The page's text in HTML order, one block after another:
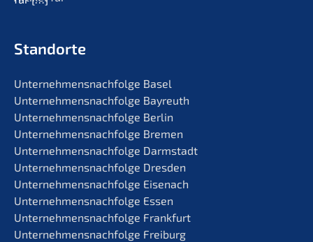
Standorte
Unternehmens­nachfolge Basel
Unternehmens­nachfolge Bayreuth
Unternehmens­nachfolge Berlin
Unternehmens­nachfolge Bremen
Unternehmens­nachfolge Darmstadt
Unternehmens­nachfolge Dresden
Unternehmens­nachfolge Eisenach
Unternehmens­nachfolge Essen
Unternehmens­nachfolge Frankfurt
Unternehmens­nachfolge Freiburg